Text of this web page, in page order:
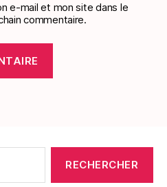
e-mail et mon site dans le
commentaire.